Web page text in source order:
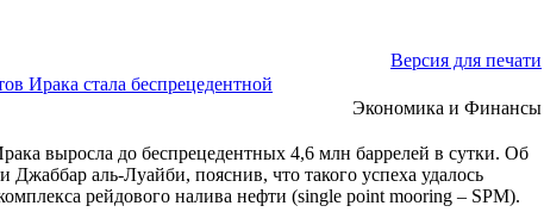
Версия для печати
Ирака стала беспрецедентной
Экономика и Финансы
выросла до беспрецедентных 4,6 млн баррелей в сутки. Об
аль-Луайби, пояснив, что такого успеха удалось
рейдового налива нефти (single point mooring – SPM).